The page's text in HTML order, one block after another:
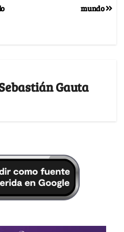
mundo
Gauta